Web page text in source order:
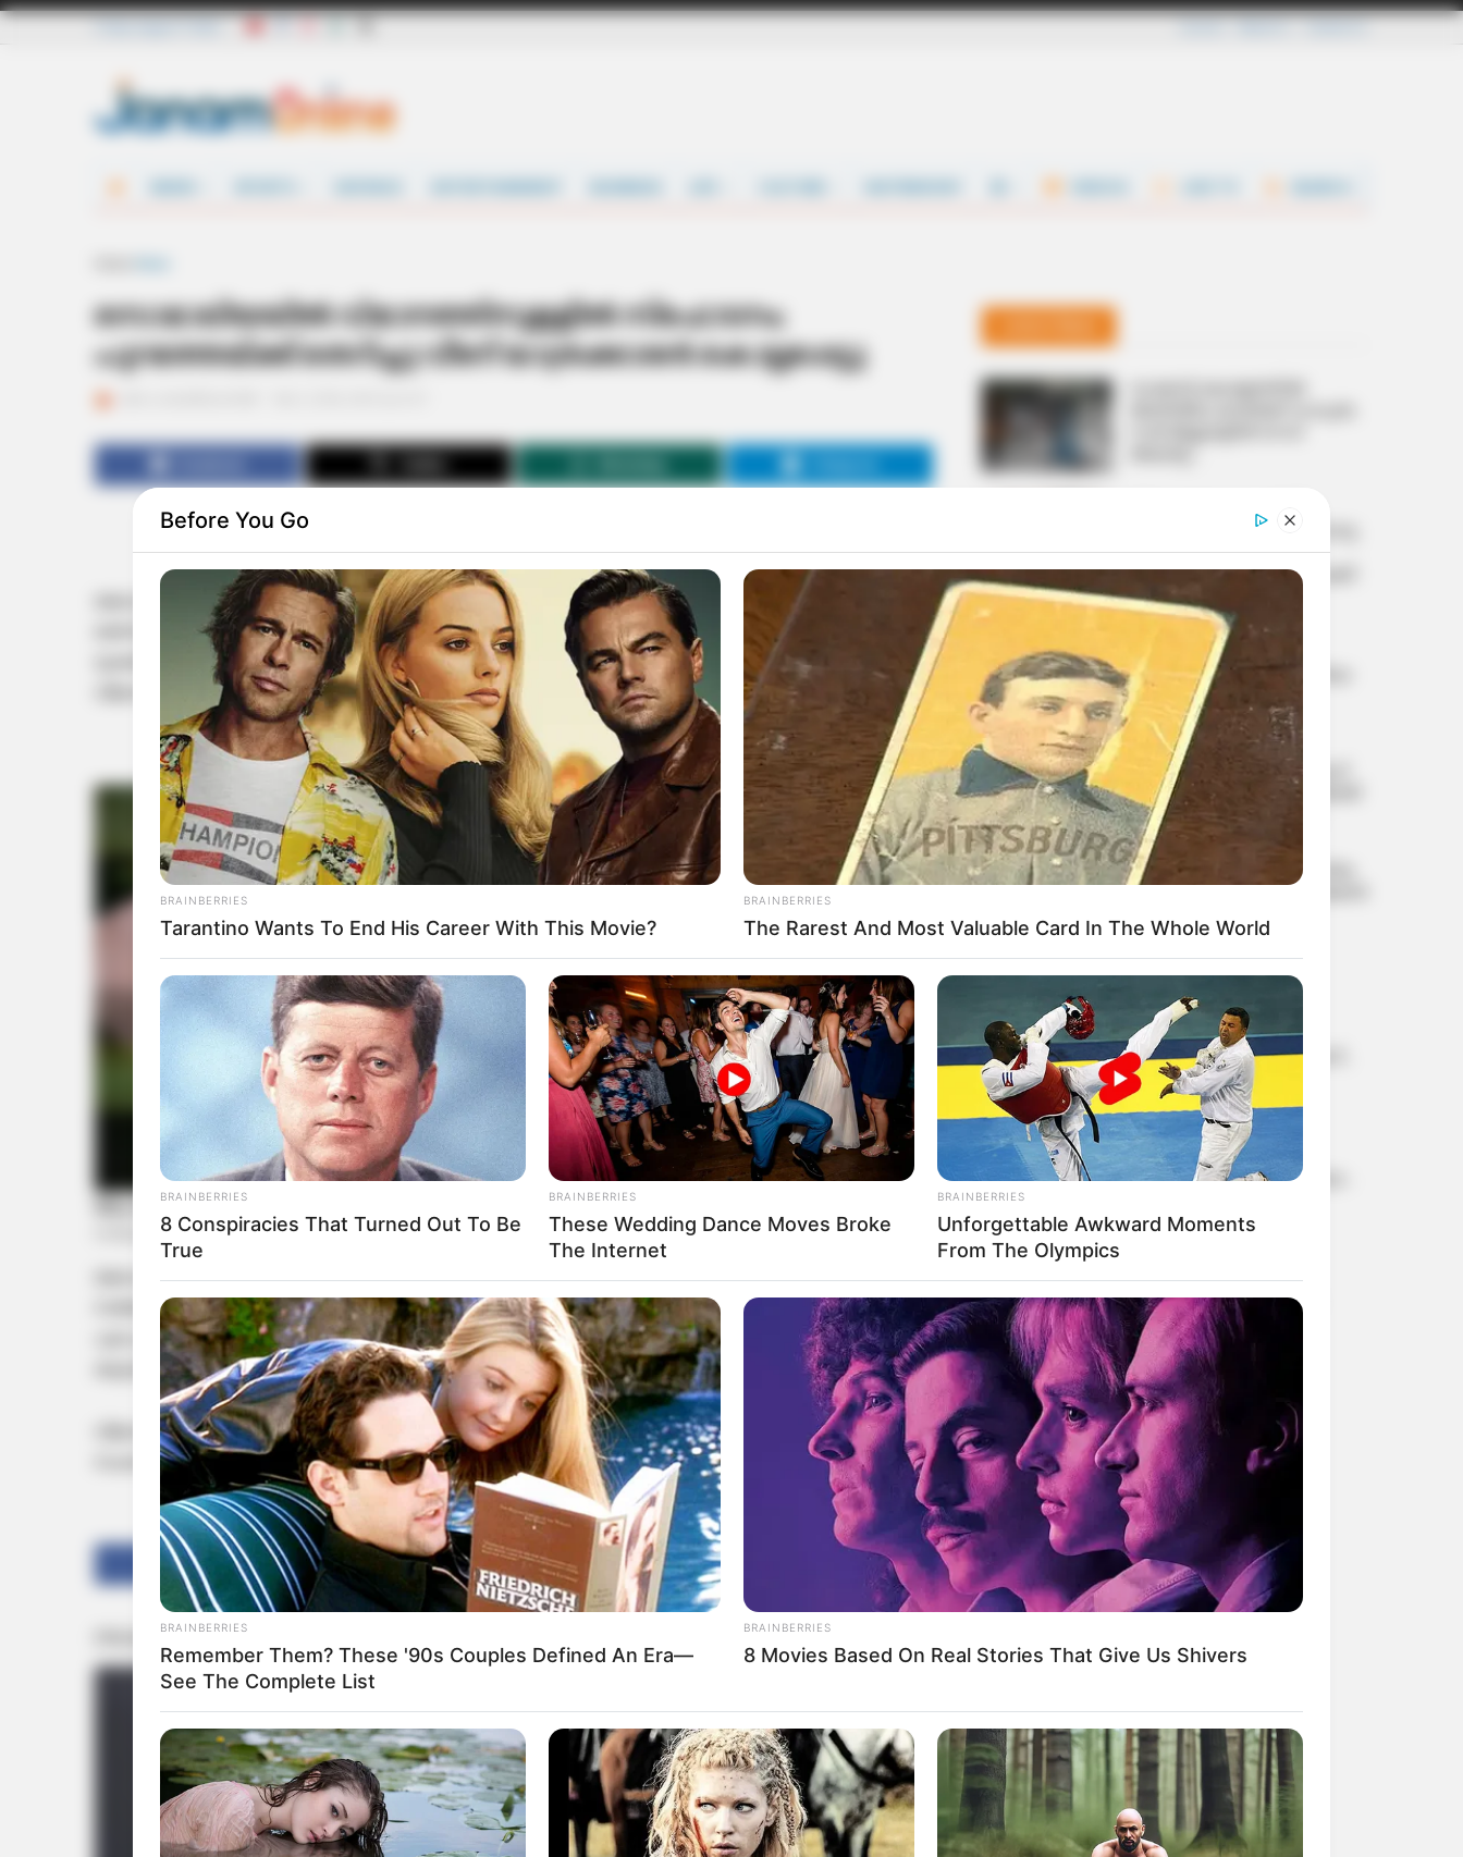
സൊമാലിയയില്‍ വിമാനത്തിനുള്ളില്‍ സ്ഫോടനം;
പുറത്തേയ്‌ക്ക് തെറിച്ചു വീണ് യാത്രക്കാരന്‍ കൊല്ലപ്പെട്ടു
മൊഗാദിഷു: സൊമാലിയയില്‍ വിമാനത്തിനുള്ളിലുണ്ടായ സ്ഫോടനത്തെ തുടര്‍ന്ന് പുറത്തേയ്‌ക്ക്
തെറിച്ചുവീണ യാത്രക്കാരന് ദാരുണാന്ത്യം. സ്ഫോടനത്തില്‍ വിമാനത്തിന്‍റെ പുറം ചട്ടയില്‍ ഉണ്ടായ
ദ്വാരത്തിലൂടെയാണ് യാത്രക്കാരന്‍ പുറത്തേയ്‌ക്ക് വീണത്. ഡോളോ എയര്‍ലൈന്‍സിന്‍റെ
വിമാനത്തിലാണ് ദുരന്തമുണ്ടായത്‌.
മൊഗാദിഷു വിമാനത്താവളത്തില്‍ നിന്നും പറന്നുയര്‍ന്ന വിമാനം 10,000 അടി ഉയരത്തില്‍
സഞ്ചരിക്കവേയാണ് സ്ഫോടനം ഉണ്ടായത്. ഉടന്‍ തന്നെ വിമാനം മൊഗാദിഷുവില്‍ തന്നെ തിരിച്ചിറക്കി.
പുറംചട്ടയില്‍ ദ്വാരം ഉണ്ടായിട്ടും വിമാനം സുരക്ഷിതമായി താഴെയിറക്കാന്‍ പൈലറ്റിനു കഴിഞ്ഞത്
കൂടുതല്‍ അപകടങ്ങള്‍ ഒഴിവാക്കി.
വിമാനത്തില്‍ 74 യാത്രക്കാരാണ് ഉണ്ടായിരുന്നത്. സ്ഫോടനത്തിന്‍റെ കാരണം വ്യക്തമായിട്ടില്ല.
സംഭവത്തില്‍ രണ്ടുപേര്‍ക്ക് സാരമായ പരിക്കുകള്‍ ഏറ്റിട്ടുണ്ട്.
Share Tweet Send
വിവാഹമോചന ഹര്‍ജി
പിന്‍വലിച്ച് വിജയിയുടെ ഭാര്യ
സംഗീത; കോടതിയില്‍
അറിയിച്ചു, കേസ് തീര്‍പ്പാക്കി
ഫിഫയില്‍
ഇന്‍ഫാന്റിനോയ്‌ക്ക്
കരുത്തായി അര്‍ജന്റീനയും
മെക്സിക്കോയും;
യൂറോപ്യന്‍ എതിര്‍പ്പിനിടെ
പിന്തുണ ശക്തമാകുന്നു
‘എന്റെ കരിയറിന്റെ
വിജയത്തിന് പിന്നില്‍ വിരാട്
കോഹ്ലി’; കോമണ്‍വെല്‍ത്ത്
സ്വര്‍ണത്തിന് പിന്നാലെ
ഹൃദയം തുറന്ന് ഇന്ത്യന്‍
ബോക്‌സര്‍ സാക്ഷി ചൗധരി
ഐടി മുതൽ സാംസ്കാരിക
കൈമാറ്റം വരെ; അമേരിക്കൻ
നഗരങ്ങളുമായി
സഹകരണത്തിന്
തിരുവനന്തപുരം;
വാഷിങ്ടണിൽ ഇന്ത്യൻ
എംബസി ഉദ്യോഗസ്ഥരുമായി
മേയർ വി.വി. രാജേഷിന്റെ
നിർണായക കൂടിക്കാഴ്ച
സെന്റ് ലൂയിസ് റാപ്പിഡ്
ആന്‍ഡ് ബ്ലിറ്റ്‌സ്
ടൂര്‍ണമെന്റില്‍ കിരീട
നേട്ടവുമായി ഇന്ത്യന്‍ ചെസ്
രാജാവ് പ്രഗ്നനാനന്ദ;
സമ്മാനത്തുക 47 ലക്ഷം രൂപ
പുഴുങ്ങിയ താറാവ് മുട്ട
പൊട്ടിച്ചപ്പോൾ ഉള്ളിൽ
താറാവിൻ കുഞ്ഞ്;
അസാധാരണമായ രൂപവും
സാമ്പിൾ ശേഖരിച്ച്
എൽഡിഎഫ് കാലത്ത്
ക്രമക്കേടുകൾ
അന്വേഷിക്കാൻ വി. ഡി
സതീശൻ തയ്യാറാകാത്തതിൽ
ദുരൂഹത: കെ. സുരേന്ദ്രൻ
Before You Go
BRAINBERRIES
Tarantino Wants To End His Career With This Movie?
BRAINBERRIES
The Rarest And Most Valuable Card In The Whole World
BRAINBERRIES
8 Conspiracies That Turned Out To Be
True
BRAINBERRIES
These Wedding Dance Moves Broke
The Internet
BRAINBERRIES
Unforgettable Awkward Moments
From The Olympics
BRAINBERRIES
Remember Them? These '90s Couples Defined An Era—
See The Complete List
BRAINBERRIES
8 Movies Based On Real Stories That Give Us Shivers